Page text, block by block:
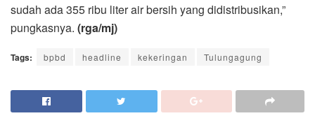
sudah ada 355 ribu liter air bersih yang didistribusikan,”
pungkasnya. (rga/mj)
Tags: bpbd headline kekeringan Tulungagung